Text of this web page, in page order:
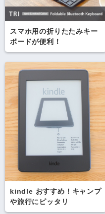
スマホ用の折りたたみキー
ボードが便利！
kindle おすすめ！キャンプ
や旅行にピッタリ